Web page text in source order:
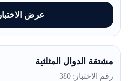
عرض الاختبار
مشتقة الدوال المثلثية
رقم الاختبار: 380